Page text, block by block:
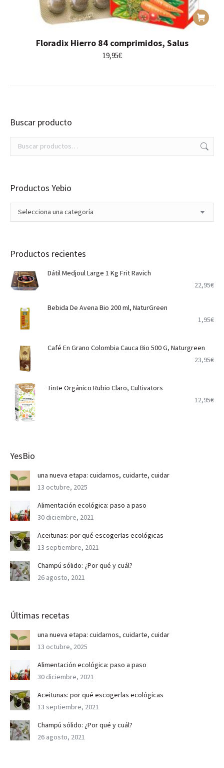
Floradix Hierro 84 comprimidos, Salus
19,95€
Buscar producto
Productos Yebio
Selecciona una categoría
Productos recientes
Dátil Medjoul Large 1 Kg Frit Ravich
22,95€
Bebida De Avena Bio 200 ml, NaturGreen
1,95€
Café En Grano Colombia Cauca Bio 500 G, Naturgreen
23,95€
Tinte Orgánico Rubio Claro, Cultivators
12,95€
YesBio
una nueva etapa: cuidarnos, cuidarte, cuidar
13 octubre, 2025
Alimentación ecológica: paso a paso
30 diciembre, 2021
Aceitunas: por qué escogerlas ecológicas
13 septiembre, 2021
Champú sólido: ¿Por qué y cuál?
26 agosto, 2021
Últimas recetas
una nueva etapa: cuidarnos, cuidarte, cuidar
13 octubre, 2025
Alimentación ecológica: paso a paso
30 diciembre, 2021
Aceitunas: por qué escogerlas ecológicas
13 septiembre, 2021
Champú sólido: ¿Por qué y cuál?
26 agosto, 2021